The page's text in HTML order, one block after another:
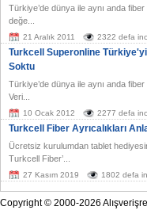
Türkiye’de dünya ile aynı anda
değe...
21 Aralık 2011 2322 defa
Turkcell Superonline
Soktu
Türkiye’de dünya ile aynı anda
Veri...
10 Ocak 2012 2277 defa
Turkcell Fiber Ayrıcalıkları
Ücretsiz kurulumdan tablet
Turkcell Fiber’...
27 Kasım 2019 1802 defa
Copyright © 2000-2026